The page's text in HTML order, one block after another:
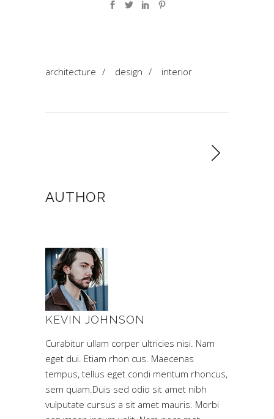
architecture / design / interior
AUTHOR
KEVIN JOHNSON
Curabitur ullam corper ultricies nisi. Nam
eget dui. Etiam rhon cus. Maecenas
tempus, tellus eget condi mentum rhoncus,
sem quam.Duis sed odio sit amet nibh
vulputate cursus a sit amet mauris. Morbi